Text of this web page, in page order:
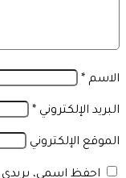
الاسم *
البريد الإلكتروني *
الموقع الإلكتروني
احفظ اسمي، بريدي